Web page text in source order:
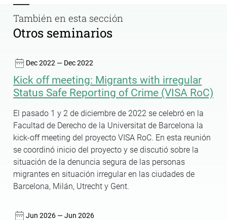
También en esta sección
Otros seminarios
Dec 2022 — Dec 2022
Kick off meeting: Migrants with irregular
Status Safe Reporting of Crime (VISA RoC)
El pasado 1 y 2 de diciembre de 2022 se celebró en la
Facultad de Derecho de la Universitat de Barcelona la
kick-off meeting del proyecto VISA RoC. En esta reunión
se coordinó inicio del proyecto y se discutió sobre la
situación de la denuncia segura de las personas
migrantes en situación irregular en las ciudades de
Barcelona, Milán, Utrecht y Gent.
Jun 2026 — Jun 2026